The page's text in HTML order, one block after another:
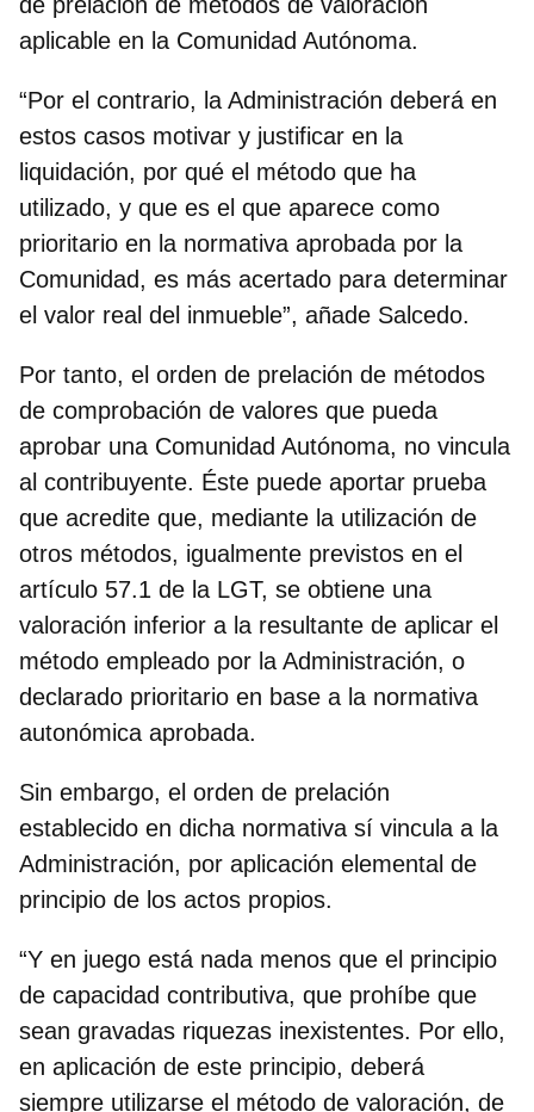
aplicable en la Comunidad Autónoma.
“Por el contrario, la Administración deberá en
estos casos motivar y justificar en la
liquidación, por qué el método que ha
utilizado, y que es el que aparece como
prioritario en la normativa aprobada por la
Comunidad, es más acertado para determinar
el valor real del inmueble”, añade Salcedo.
Por tanto, el orden de prelación de métodos
de comprobación de valores que pueda
aprobar una Comunidad Autónoma, no vincula
al contribuyente. Éste puede aportar prueba
que acredite que, mediante la utilización de
otros métodos, igualmente previstos en el
artículo 57.1 de la LGT, se obtiene una
valoración inferior a la resultante de aplicar el
método empleado por la Administración, o
declarado prioritario en base a la normativa
autonómica aprobada.
Sin embargo, el orden de prelación
establecido en dicha normativa sí vincula a la
Administración, por aplicación elemental de
principio de los actos propios.
“Y en juego está nada menos que el principio
de capacidad contributiva, que prohíbe que
sean gravadas riquezas inexistentes. Por ello,
en aplicación de este principio, deberá
siempre utilizarse el método de valoración, de